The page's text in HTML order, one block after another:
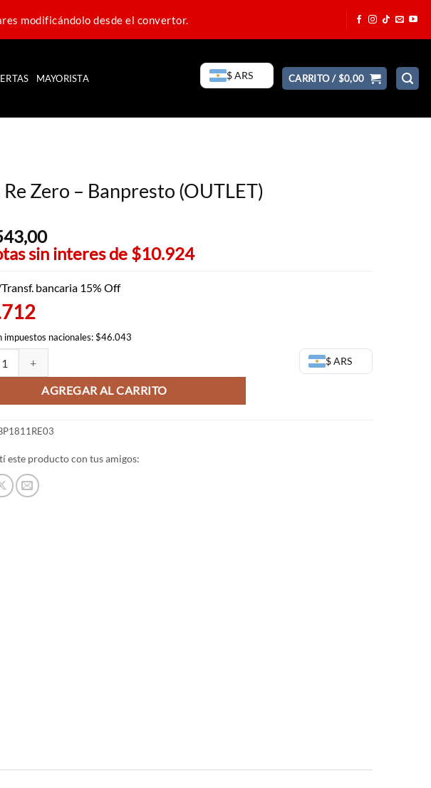
modificándolo desde el convertor.
MAYORISTA $ ARS CARRITO /$0,00
Re Zero – Banpresto (OUTLET)
sin interes de $10.924
bancaria 15% Off
impuestos nacionales: $46.043
$ ARS
AGREGAR AL CARRITO
este producto con tus amigos: